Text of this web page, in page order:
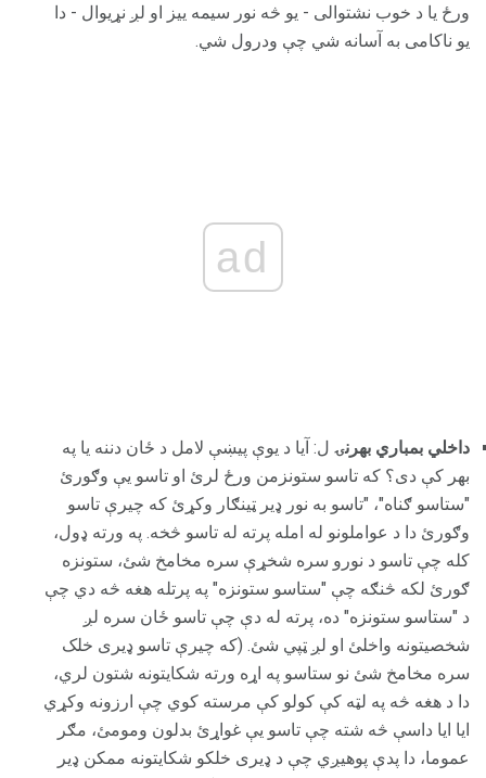
ورځ یا د خوب نشتوالی - یو څه نور سیمه ییز او لږ نړیوال - دا
یو ناکامی به آسانه شي چې ودرول شي.
ad
داخلي بمباري بهرنۍ ل: آیا د یوې پیښې لامل د ځان دننه یا په
بهر کې دی؟ که تاسو ستونزمن ورځ لرئ او تاسو یې وګورئ
"ستاسو ګناه"، "تاسو به نور ډیر ټینګار وکړئ که چیرې تاسو
وګورئ دا د عواملونو له امله پرته له تاسو څخه. په ورته ډول،
کله چې تاسو د نورو سره شخړې سره مخامخ شئ، ستونزه
ګورئ لکه څنګه چې "ستاسو ستونزه" په پرتله هغه څه دي چې
د "ستاسو ستونزه" ده، پرته له دې چې تاسو ځان سره لږ
شخصیتونه واخلئ او لږ ټپي شئ. (که چیرې تاسو ډیری خلک
سره مخامخ شئ نو ستاسو په اړه ورته شکایتونه شتون لري،
دا د هغه څه په لټه کې کولو کې مرسته کوي چې ارزونه وکړي
ایا ایا داسې څه شته چې تاسو یې غواړئ بدلون ومومئ، مګر
عموما، دا پدې پوهیږي چې د ډیری خلکو شکایتونه ممکن ډیر